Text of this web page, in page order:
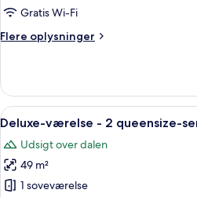
Gratis Wi-Fi
Flere oplysninger
Flere
Vista
King
Indlæs
alle
billeder
af
Deluxe-
Et
4
Deluxe-værelse - 2 queensize-
Udsigt over dalen
49 m²
1 soveværelse